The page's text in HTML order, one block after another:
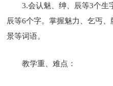
3.会认魅、绅、辰等3个生
辰等6个字。掌握魅力、乞丐
景等词语。
教学重、难点：